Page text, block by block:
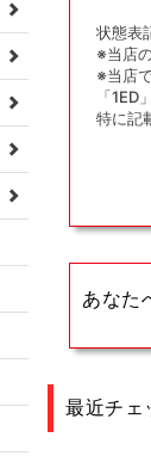
状態表
※当店
※当店
「
特に記
あなた
最近チェ